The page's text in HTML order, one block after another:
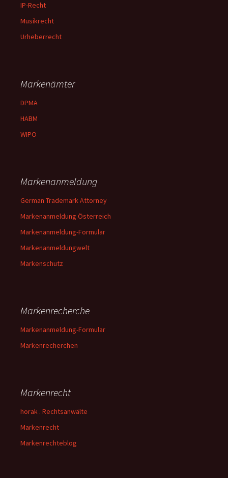
IP-Recht
Musikrecht
Urheberrecht
Markenämter
DPMA
HABM
WIPO
Markenanmeldung
German Trademark Attorney
Markenanmeldung Österreich
Markenanmeldung-Formular
Markenanmeldungwelt
Markenschutz
Markenrecherche
Markenanmeldung-Formular
Markenrecherchen
Markenrecht
horak . Rechtsanwälte
Markenrecht
Markenrechteblog